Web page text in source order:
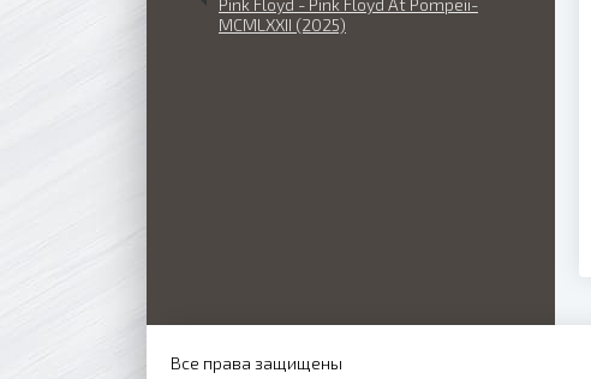
Pink Floyd - Pink Floyd At Pompeii-
MCMLXXII (2025)
Все права защищены